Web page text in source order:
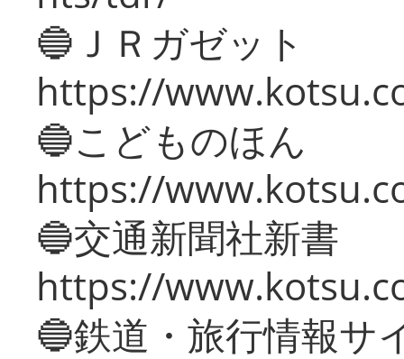
🔵ＪＲガゼット
https://
🔵こどものほん
https://
🔵交通新聞社新書
https://
🔵鉄道・旅行情報サ